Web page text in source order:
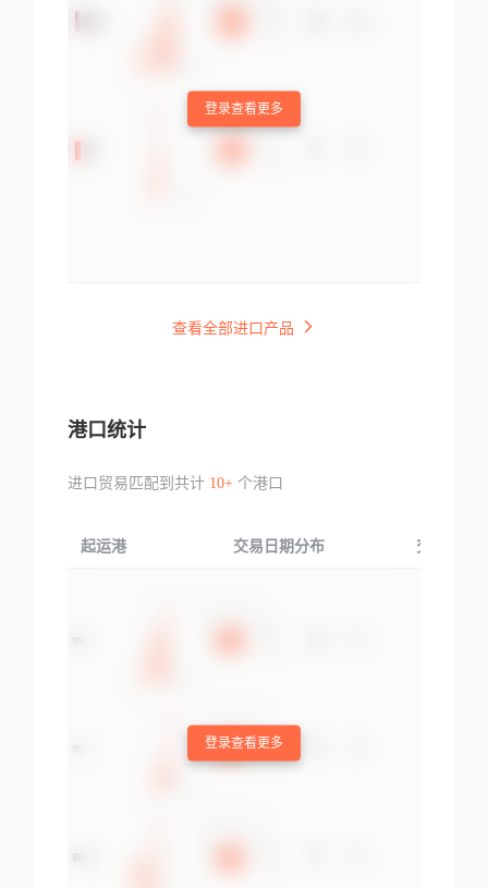
登录查看更多
查看全部进口产品
港口统计
进口贸易匹配到共计 10+个港口
起运港 交易日期分布 交易产品
登录查看更多